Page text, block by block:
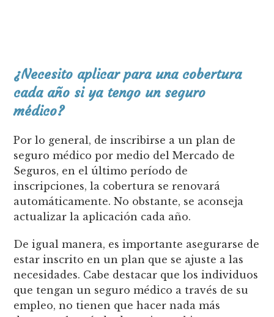
¿Necesito aplicar para una cobertura
cada año si ya tengo un seguro
médico?
Por lo general, de inscribirse a un plan de
seguro médico por medio del Mercado de
Seguros, en el último período de
inscripciones, la cobertura se renovará
automáticamente. No obstante, se aconseja
actualizar la aplicación cada año.
De igual manera, es importante asegurarse de
estar inscrito en un plan que se ajuste a las
necesidades. Cabe destacar que los individuos
que tengan un seguro médico a través de su
empleo, no tienen que hacer nada más